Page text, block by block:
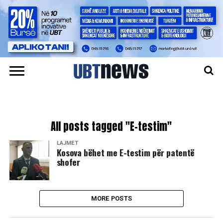
All posts tagged "E-testim"
LAJMET
Kosova bëhet me E-testim për patentë
shofer
MORE POSTS